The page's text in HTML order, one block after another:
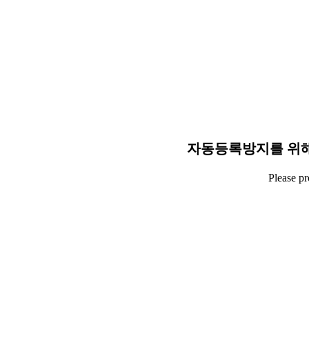
자동등록방지를 위
Please